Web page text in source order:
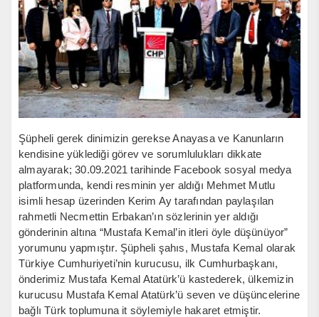
Şüpheli gerek dinimizin gerekse Anayasa ve Kanunların
kendisine yüklediği görev ve sorumlulukları dikkate
almayarak; 30.09.2021 tarihinde Facebook sosyal medya
platformunda, kendi resminin yer aldığı Mehmet Mutlu
isimli hesap üzerinden Kerim Ay tarafından paylaşılan
rahmetli Necmettin Erbakan’ın sözlerinin yer aldığı
gönderinin altına “Mustafa Kemal’in itleri öyle düşünüyor”
yorumunu yapmıştır. Şüpheli şahıs, Mustafa Kemal olarak
Türkiye Cumhuriyeti’nin kurucusu, ilk Cumhurbaşkanı,
önderimiz Mustafa Kemal Atatürk’ü kastederek, ülkemizin
kurucusu Mustafa Kemal Atatürk’ü seven ve düşüncelerine
bağlı Türk toplumuna it söylemiyle hakaret etmiştir.